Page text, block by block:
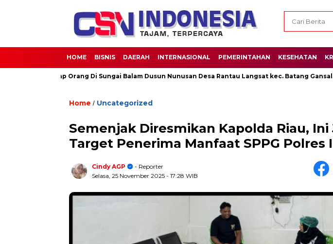
HOME BISNIS DAERAH INTERNASIONAL PEMERINTAHAN KESEHATAN
Terhadap Orang Di Sungai Balam Dusun Nunusan Desa Rantau Langsat kec. Batang Gansal.
Home / Uncategorized
Semenjak Diresmikan Kapolda Riau,
Target Penerima Manfaat SPPG Polres
Cindy AGP
- Reporter
Selasa, 25 November 2025 - 17:28 WIB